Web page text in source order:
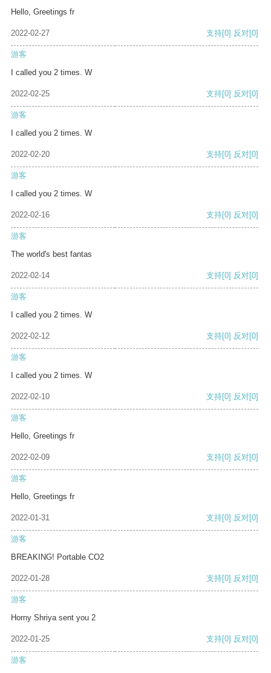
Hello, Greetings fr
2022-02-27 支持[0] 反对[0]
游客
I called you 2 times. W
2022-02-25 支持[0] 反对[0]
游客
I called you 2 times. W
2022-02-20 支持[0] 反对[0]
游客
I called you 2 times. W
2022-02-16 支持[0] 反对[0]
游客
The world's best fantas
2022-02-14 支持[0] 反对[0]
游客
I called you 2 times. W
2022-02-12 支持[0] 反对[0]
游客
I called you 2 times. W
2022-02-10 支持[0] 反对[0]
游客
Hello, Greetings fr
2022-02-09 支持[0] 反对[0]
游客
Hello, Greetings fr
2022-01-31 支持[0] 反对[0]
游客
BREAKING! Portable CO2
2022-01-28 支持[0] 反对[0]
游客
Horny Shriya sent you 2
2022-01-25 支持[0] 反对[0]
游客